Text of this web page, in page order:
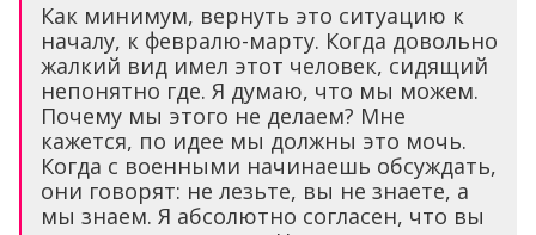
Как минимум, вернуть это ситуацию к
началу, к февралю-марту. Когда довольно
жалкий вид имел этот человек, сидящий
непонятно где. Я думаю, что мы можем.
Почему мы этого не делаем? Мне
кажется, по идее мы должны это мочь.
Когда с военными начинаешь обсуждать,
они говорят: не лезьте, вы не знаете, а
мы знаем. Я абсолютно согласен, что вы